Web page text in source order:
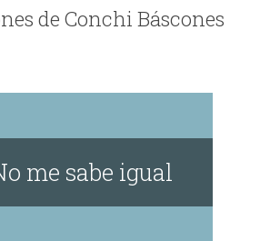
de Conchi Báscones
me sabe igual